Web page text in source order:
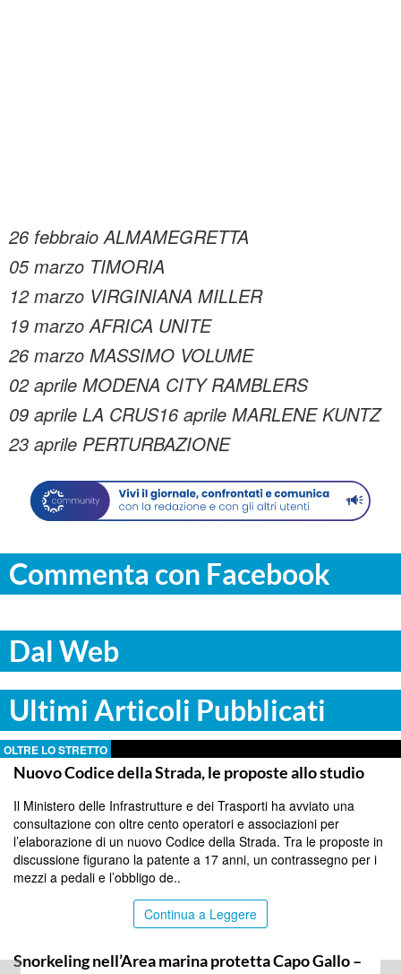
26 febbraio ALMAMEGRETTA
05 marzo TIMORIA
12 marzo VIRGINIANA MILLER
19 marzo AFRICA UNITE
26 marzo MASSIMO VOLUME
02 aprile MODENA CITY RAMBLERS
09 aprile LA CRUS16 aprile MARLENE KUNTZ
23 aprile PERTURBAZIONE
Commenta con Facebook
Dal Web
Ultimi Articoli Pubblicati
OLTRE LO STRETTO
Nuovo Codice della Strada, le proposte allo studio
Il Ministero delle Infrastrutture e dei Trasporti ha avviato una
consultazione con oltre cento operatori e associazioni per
l’elaborazione di un nuovo Codice della Strada. Tra le proposte in
discussione figurano la patente a 17 anni, un contrassegno per i
mezzi a pedali e l’obbligo de..
Continua a Leggere
Snorkeling nell’Area marina protetta Capo Gallo –